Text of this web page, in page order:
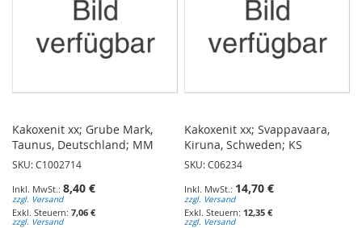
Kakoxenit xx; Grube Mark,
Taunus, Deutschland; MM
SKU: C1002714
8,40 €
zzgl. Versand
7,06 €
zzgl. Versand
Kakoxenit xx; Svappavaara,
Kiruna, Schweden; KS
SKU: C06234
14,70 €
zzgl. Versand
12,35 €
zzgl. Versand